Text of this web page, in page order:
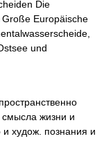
Die
Europäische
und
смысла жизни и
и худож. познания и